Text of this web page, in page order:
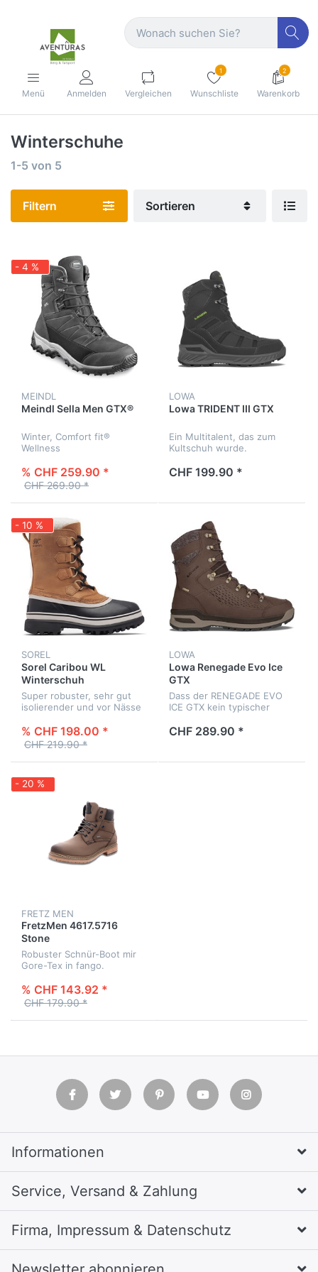
Menü Anmelden Vergleichen
1
Wunschliste
2
Warenkorb
Winterschuhe
1-5 von 5
Filtern Sortieren
- 4 %
MEINDL
Meindl Sella Men GTX®
Winter, Comfort fit®
Wellness
% CHF 259.90 *
CHF 269.90 *
LOWA
Lowa TRIDENT III GTX
Ein Multitalent, das zum
Kultschuh wurde.
CHF 199.90 *
- 10 %
SOREL
Sorel Caribou WL
Winterschuh
Super robuster, sehr gut
isolierender und vor Nässe
Winterstiefel im
unverwechselbaren
Canadian-Boot Design für
eisige Kälte.
% CHF 198.00 *
CHF 219.90 *
LOWA
Lowa Renegade Evo Ice
GTX
Dass der RENEGADE EVO
ICE GTX kein typischer
schon beim ersten Blick.
CHF 289.90 *
- 20 %
FRETZ MEN
FretzMen 4617.5716
Stone
Robuster Schnür-Boot mir
Gore-Tex in fango.
% CHF 143.92 *
CHF 179.90 *
Informationen
Service, Versand & Zahlung
Firma, Impressum & Datenschutz